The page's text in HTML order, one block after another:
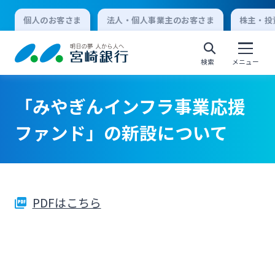
個人のお客さま 法人・個人事業主のお客さま 株主・
検索 メニュー
個人向けインターネットバンキング
ログオン
法人向けインターネットバンキング
「みやぎんインフラ事業応援
ファンド」の新設について
PDFはこちら